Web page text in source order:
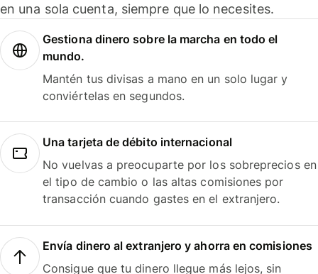
en una sola cuenta, siempre que lo necesites.
Gestiona dinero sobre la marcha en todo el
mundo.
Mantén tus divisas a mano en un solo lugar y
conviértelas en segundos.
Una tarjeta de débito internacional
No vuelvas a preocuparte por los sobreprecios en
el tipo de cambio o las altas comisiones por
transacción cuando gastes en el extranjero.
Envía dinero al extranjero y ahorra en comisiones
Consigue que tu dinero llegue más lejos, sin